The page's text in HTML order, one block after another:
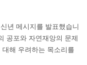
년 메시지를 발표했습니
공포와 자연재앙의 문제
해 우려하는 목소리를